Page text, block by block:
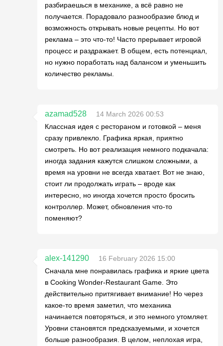
разбираешься в механике, а всё равно не
получается. Порадовало разнообразие блюд и
возможность открывать новые рецепты. Но вот
реклама – это что-то! Часто прерывает игровой
процесс и раздражает. В общем, есть потенциал,
но нужно поработать над балансом и уменьшить
количество рекламы.
azamad528
14 March 2026 00:53
Классная идея с рестораном и готовкой – меня
сразу привлекло. Графика яркая, приятно
смотреть. Но вот реализация немного подкачала:
иногда задания кажутся слишком сложными, а
время на уровни не всегда хватает. Вот не знаю,
стоит ли продолжать играть – вроде как
интересно, но иногда хочется просто бросить
контроллер. Может, обновления что-то
поменяют?
alex-141290
16 February 2026 15:00
Сначала мне понравилась графика и яркие цвета
в Cooking Wonder-Restaurant Game. Это
действительно притягивает внимание! Но через
какое-то время заметил, что механика
начинается повторяться, и это немного утомляет.
Уровни становятся предсказуемыми, и хочется
больше разнообразия. В целом, неплохая игра,